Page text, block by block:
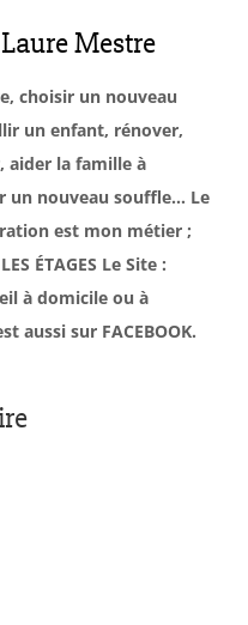
Laure Mestre
choisir un nouveau
un enfant, rénover,
aider la famille à
un nouveau souffle… Le
est mon métier ;
ÉTAGES Le Site :
à domicile ou à
aussi sur FACEBOOK.